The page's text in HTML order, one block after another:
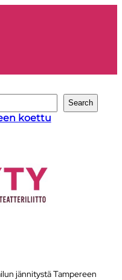
Search
koettu
jännitystä Tampereen